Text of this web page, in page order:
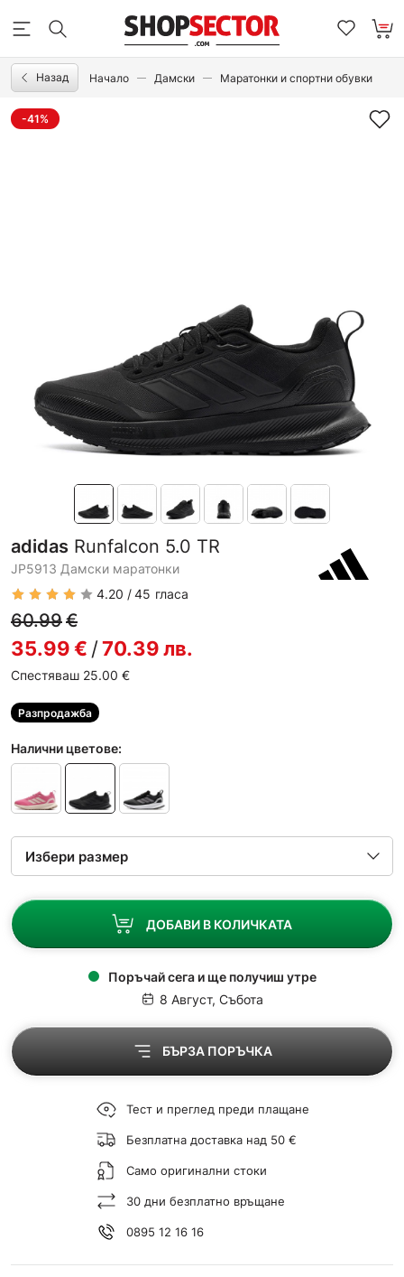
Назад Начало Дамски Маратонки и спортни обувки
-41%
adidas Runfalcon 5.0 TR
JP5913 Дамски маратонки
4.20
45 гласа
60.99€
35.99€ /70.39лв.
Спестяваш 25.00 €
Разпродажба
Налични цветове:
ДОБАВИ В КОЛИЧКАТА
Поръчай сега и ще получиш утре
8 Август, Събота
БЪРЗА ПОРЪЧКА
Тест и преглед преди плащане
Безплатна доставка над 50 €
Само оригинални стоки
30 дни безплатно връщане
0895 12 16 16